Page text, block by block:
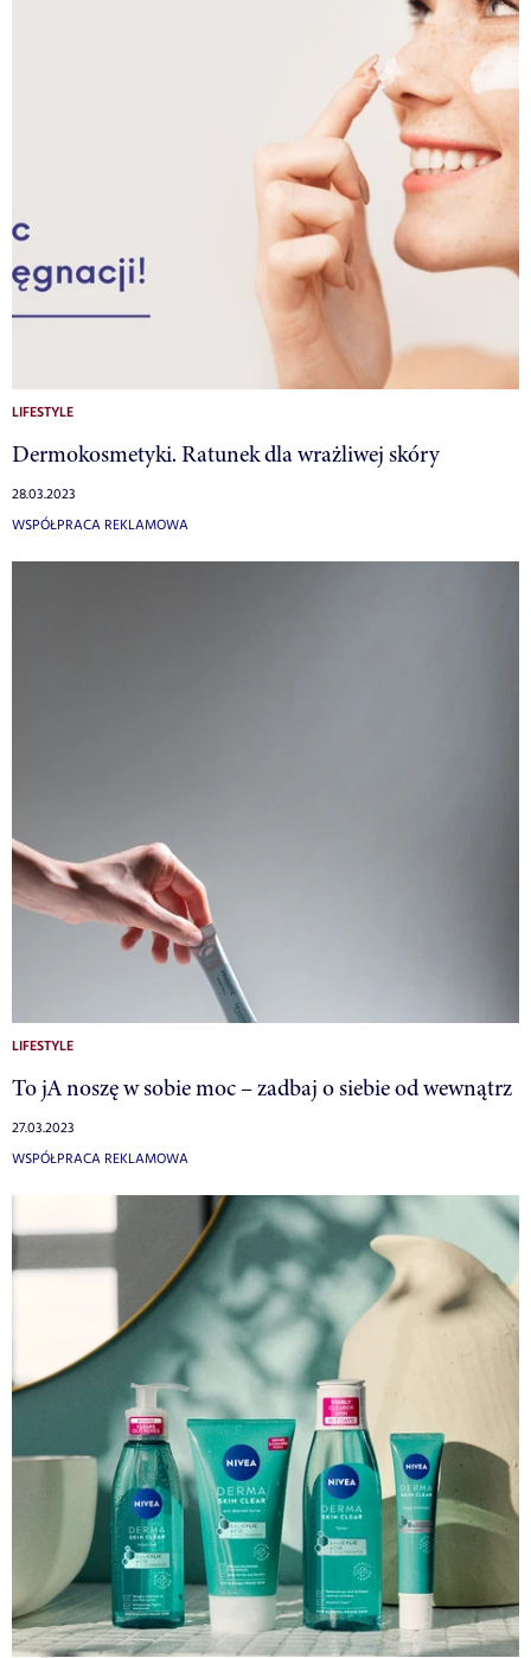
LIFESTYLE
Dermokosmetyki. Ratunek dla wrażliwej skóry
28.03.2023
WSPÓŁPRACA REKLAMOWA
LIFESTYLE
To jA noszę w sobie moc – zadbaj o siebie od wewnątrz
27.03.2023
WSPÓŁPRACA REKLAMOWA